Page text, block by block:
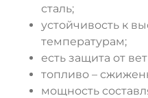
сталь;
устойчивость к
температурам;
есть защита от
топливо –
мощность